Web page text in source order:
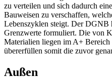
zu verteilen und sich dadurch
Bauweisen zu verschaffen,
Lebenszyklen steigt. Der DGNB
Grenzwerte formuliert. Die von
Materialien liegen im A+
übererfüllen somit die zuvor
Außen